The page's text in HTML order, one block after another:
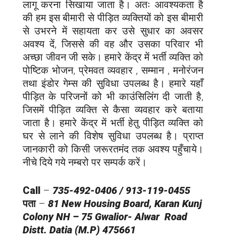
लागू करना सिखाया जाता है। अतः आवश्यकता है
की हम इस बीमारी से पीड़ित व्यक्तियों को इस बीमारी
से उभरने में सहायता कर उसे सुधार का अवसर
अवश्य दें, जिससे की वह और उसका परिवार भी
अच्छा जीवन जी सके। हमारे केंद्र में भर्ती व्यक्ति को
पोष्टिक भोजन, प्रेमवत व्यवहार , सम्मान , मनोरंजन
तथा इंडोर गेम्स की सुविधा उपलब्ध है। हमारे यहाँ
पीड़ित के परिजनों को भी काउंसिलिंग दी जाती है,
जिसमें पीड़ित व्यक्ति से कैसा व्यवहार करे बताया
जाता है। हमारे केंद्र में भर्ती हेतु पीड़ित व्यक्ति को
घर से लाने की विशेष सुविधा उपलब्ध है। प्राप्त
जानकारी को किसी जरूरतमंद तक अवश्य पहुँचाये।
नीचे दिये गये नम्बरो पर सम्पर्क करें।
Call – 735-492-0406 / 913-119-0455
पता– 81 New Housing Board, Karan Kunj
Colony NH – 75 Gwalior- Alwar Road
Distt. Datia (M.P) 475661